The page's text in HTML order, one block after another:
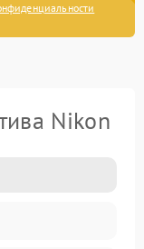
Nikon